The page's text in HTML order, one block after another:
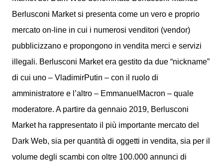
Berlusconi Market si presenta come un vero e proprio
mercato on-line in cui i numerosi venditori (vendor)
pubblicizzano e propongono in vendita merci e servizi
illegali. Berlusconi Market era gestito da due “nickname”
di cui uno – VladimirPutin – con il ruolo di
amministratore e l’altro – EmmanuelMacron – quale
moderatore. A partire da gennaio 2019, Berlusconi
Market ha rappresentato il più importante mercato del
Dark Web, sia per quantità di oggetti in vendita, sia per il
volume degli scambi con oltre 100.000 annunci di